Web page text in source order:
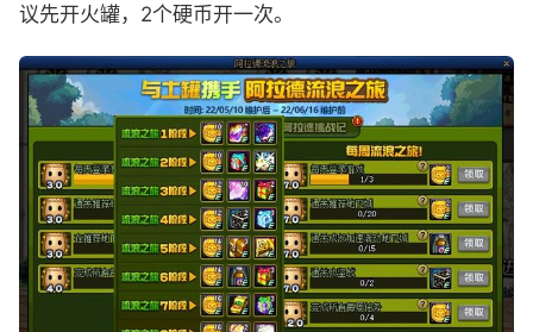
议先开火罐，2个硬币开一次。